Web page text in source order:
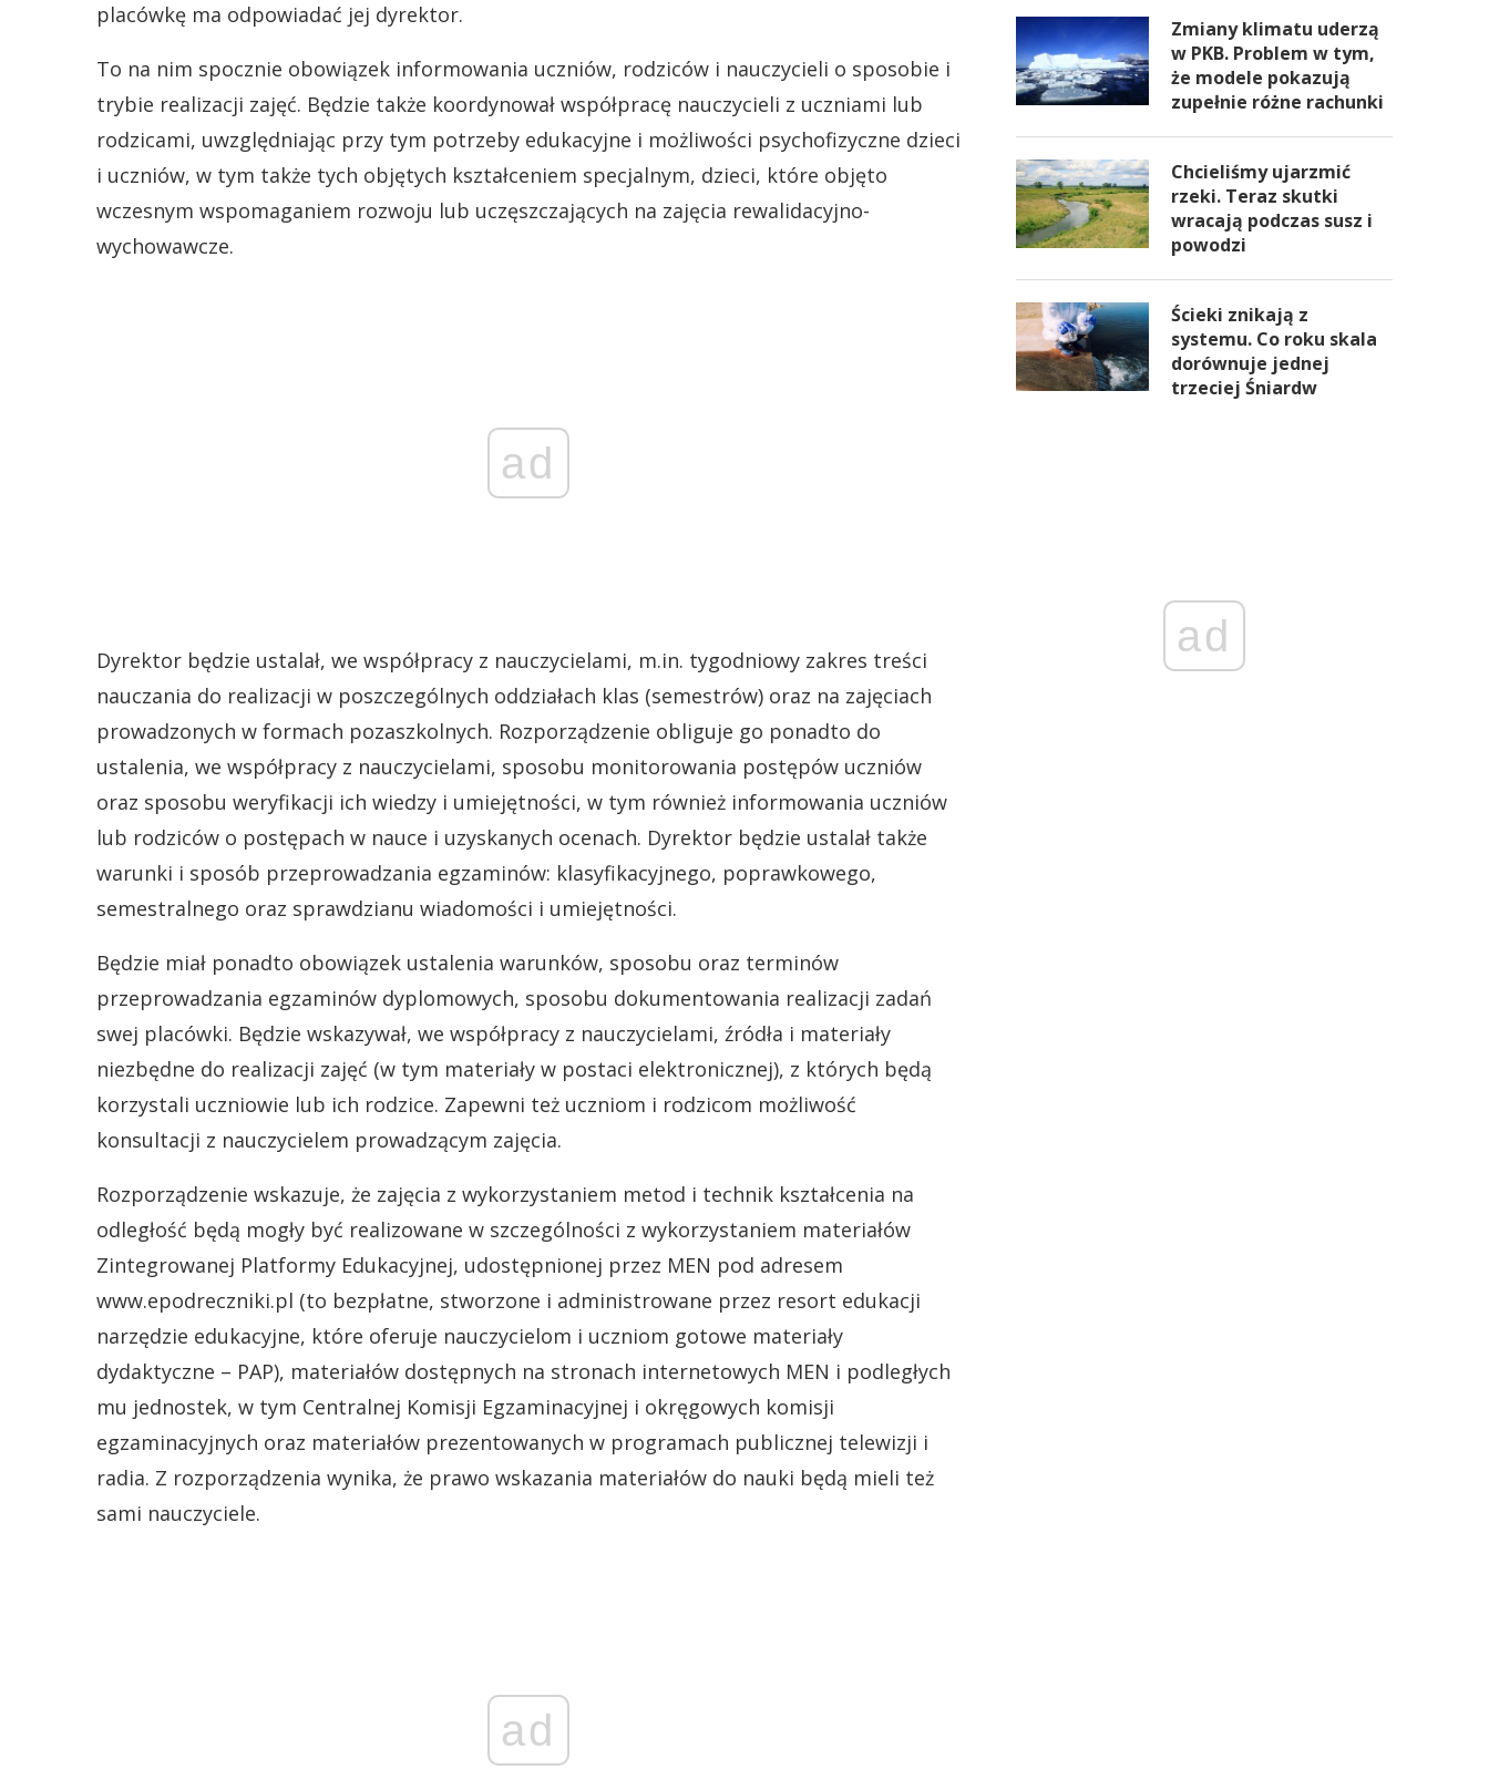
placówkę ma odpowiadać jej dyrektor.
To na nim spocznie obowiązek informowania uczniów, rodziców i nauczycieli o sposobie i
trybie realizacji zajęć. Będzie także koordynował współpracę nauczycieli z uczniami lub
rodzicami, uwzględniając przy tym potrzeby edukacyjne i możliwości psychofizyczne dzieci
i uczniów, w tym także tych objętych kształceniem specjalnym, dzieci, które objęto
wczesnym wspomaganiem rozwoju lub uczęszczających na zajęcia rewalidacyjno-
wychowawcze.
ad
Dyrektor będzie ustalał, we współpracy z nauczycielami, m.in. tygodniowy zakres treści
nauczania do realizacji w poszczególnych oddziałach klas (semestrów) oraz na zajęciach
prowadzonych w formach pozaszkolnych. Rozporządzenie obliguje go ponadto do
ustalenia, we współpracy z nauczycielami, sposobu monitorowania postępów uczniów
oraz sposobu weryfikacji ich wiedzy i umiejętności, w tym również informowania uczniów
lub rodziców o postępach w nauce i uzyskanych ocenach. Dyrektor będzie ustalał także
warunki i sposób przeprowadzania egzaminów: klasyfikacyjnego, poprawkowego,
semestralnego oraz sprawdzianu wiadomości i umiejętności.
Będzie miał ponadto obowiązek ustalenia warunków, sposobu oraz terminów
przeprowadzania egzaminów dyplomowych, sposobu dokumentowania realizacji zadań
swej placówki. Będzie wskazywał, we współpracy z nauczycielami, źródła i materiały
niezbędne do realizacji zajęć (w tym materiały w postaci elektronicznej), z których będą
korzystali uczniowie lub ich rodzice. Zapewni też uczniom i rodzicom możliwość
konsultacji z nauczycielem prowadzącym zajęcia.
Rozporządzenie wskazuje, że zajęcia z wykorzystaniem metod i technik kształcenia na
odległość będą mogły być realizowane w szczególności z wykorzystaniem materiałów
Zintegrowanej Platformy Edukacyjnej, udostępnionej przez MEN pod adresem
www.epodreczniki.pl (to bezpłatne, stworzone i administrowane przez resort edukacji
narzędzie edukacyjne, które oferuje nauczycielom i uczniom gotowe materiały
dydaktyczne – PAP), materiałów dostępnych na stronach internetowych MEN i podległych
mu jednostek, w tym Centralnej Komisji Egzaminacyjnej i okręgowych komisji
egzaminacyjnych oraz materiałów prezentowanych w programach publicznej telewizji i
radia. Z rozporządzenia wynika, że prawo wskazania materiałów do nauki będą mieli też
sami nauczyciele.
ad
Zmiany klimatu uderzą
w PKB. Problem w tym,
że modele pokazują
zupełnie różne rachunki
Chcieliśmy ujarzmić
rzeki. Teraz skutki
wracają podczas susz i
powodzi
Ścieki znikają z
systemu. Co roku skala
dorównuje jednej
trzeciej Śniardw
ad